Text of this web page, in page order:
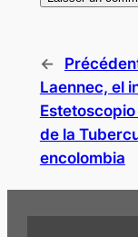
←
Laennec, el
de la
encolombia